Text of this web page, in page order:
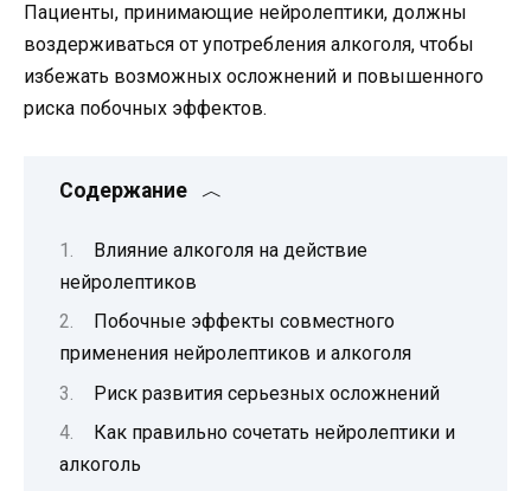
Пациенты, принимающие нейролептики, должны
воздерживаться от употребления алкоголя, чтобы
избежать возможных осложнений и повышенного
риска побочных эффектов.
Содержание
Влияние алкоголя на действие
нейролептиков
Побочные эффекты совместного
применения нейролептиков и алкоголя
Риск развития серьезных осложнений
Как правильно сочетать нейролептики и
алкоголь